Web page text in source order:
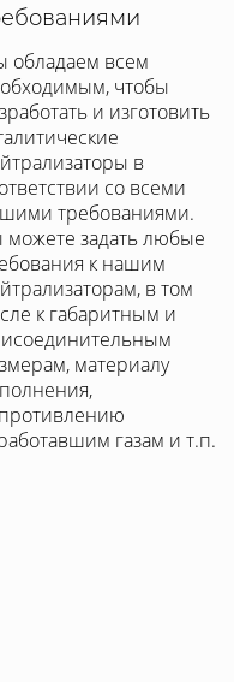
обладаем всем
чтобы
и изготовить
в
со всеми
требованиями.
можете задать любые
к нашим
в том
к габаритным и
материалу
газам и т.п.